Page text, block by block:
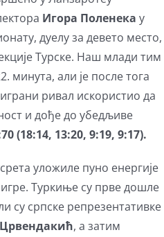
Игора Поленека у
дуелу за девето место,
Турске. Наш млади тим
минута, али је после тога
ривал искористио да
и дође до убедљиве
70(18:14, 13:20, 9:19, 9:17).
уложиле пуно енергије
Туркиње су прве дошле
су српске репрезентативке
, а затим